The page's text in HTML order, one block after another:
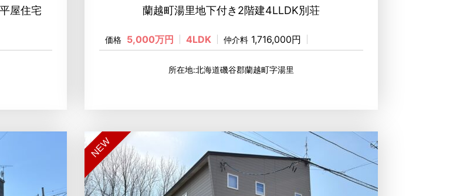
屋住宅 蘭越町湯里地下付き2階建4LLDK別荘
価格 5,000万円 4LDK 仲介料 1,716,000円
所在地:北海道磯谷郡蘭越町字湯里
NEW